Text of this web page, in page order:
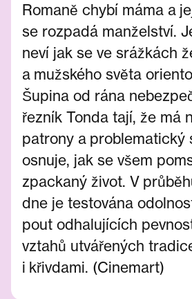
Romaně chybí máma a
se rozpadá manželství.
neví jak se ve srážkách
a mužského světa
Šupina od rána
řezník Tonda tají, že má
patrony a problematický
osnuje, jak se všem
zpackaný život. V
dne je testována
pout odhalujících
vztahů utvářených
i křivdami. (Cinemart)